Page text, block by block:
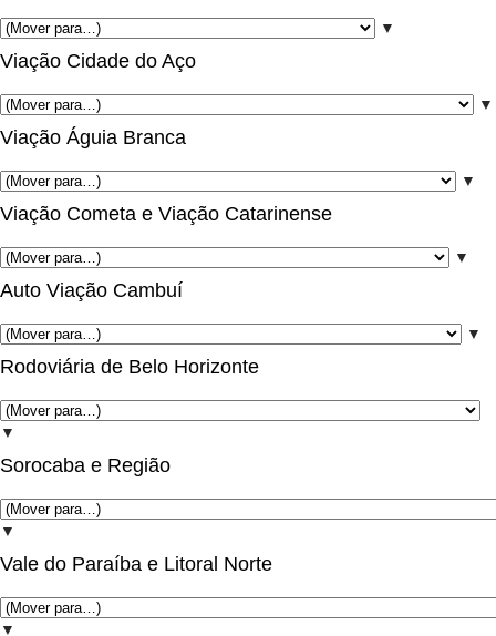
▼
Viação Cidade do Aço
▼
Viação Águia Branca
▼
Viação Cometa e Viação Catarinense
▼
Auto Viação Cambuí
▼
Rodoviária de Belo Horizonte
▼
Sorocaba e Região
▼
Vale do Paraíba e Litoral Norte
▼